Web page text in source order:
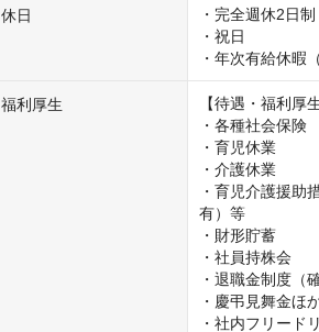
休日
・完全週休2日
・祝日
・年次有給休暇
福利厚生
【待遇・福利厚生
・各種社会保険
・育児休業
・介護休業
・育児介護援助
有）等
・財形貯蓄
・社員持株会
・退職金制度（
・慶弔見舞金ほ
・社内フリード